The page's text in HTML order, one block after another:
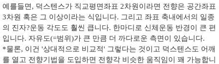
예를들면, 덕스텐스가 직교평면좌표 2차원이라면 전향은 공간좌표
3차원 혹은 그 이상이라는 식입니다. 그리고 좌표 축내에서의 일종
의 진자?운동 각도도 훨씬 큽니다. 한마디로 신체운동 반경이 큰 편
입니다. 자유도(=범위)가 큰 만큼 더 까다로운 측면이 있습니다.
*물론, 이건 '상대적으로 비교적' 그렇다는 것이고 덕스텐스도 어깨
를 열고 전향기법을 도입하면 전향각 비슷한 움직임이 꽤 가능합니